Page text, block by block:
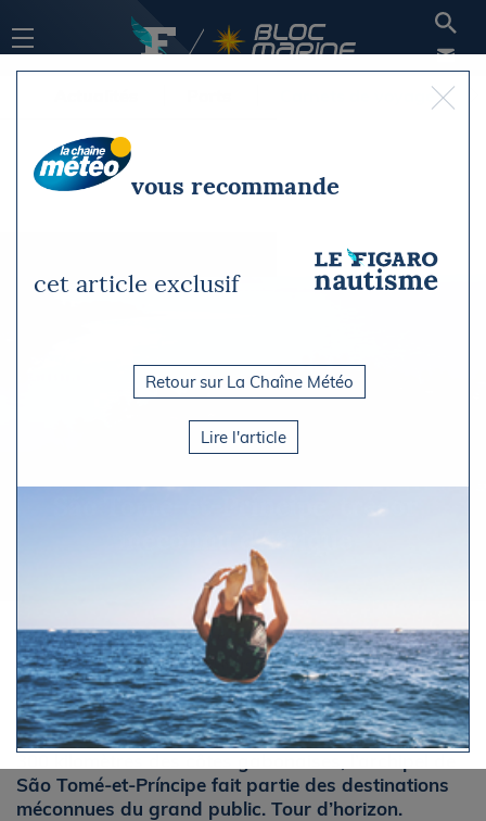
Carnets de voyage
São Tomé-et-Príncipe, trésor
méconnu d'Afrique
Par Le Figaro Nautisme
Samedi 21 mars 2026 à 18h06
Posé sur l’Équateur, au cœur du golfe de Guinée, à
300 kilomètres des côtes gabonaises, l’archipel de
São Tomé-et-Príncipe fait partie des destinations
méconnues du grand public. Tour d’horizon.
vous recommande
cet article exclusif
Retour sur La Chaîne Météo
Lire l'article